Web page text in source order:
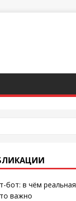
бот: в чём реальная
важно